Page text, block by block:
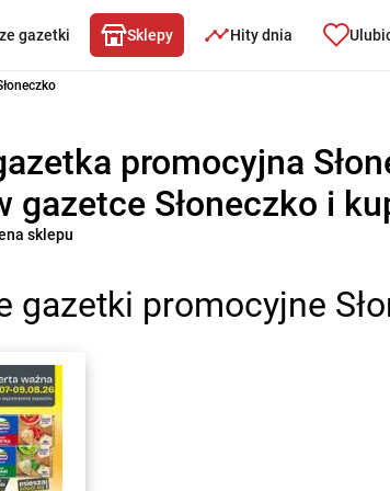
gazetki Sklepy Hity dnia
promocyjna
gazetce Słoneczko i
sklepu
gazetki promocyjne